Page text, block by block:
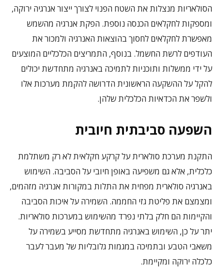
הסולאריות מנצלות את השטח הפנוי לצורך ייצור אנרגיה ירוקה,
ומספקות לחקלאים הכנסה נוספת. הפקת אנרגיה מהשמש
מאפשרת לחקלאים לחסוך בהוצאות האנרגיה ולמכור את
העודפים לרשת החשמל. בנוסף, התמריצים הכלכליים המוצעים
על ידי ממשלות ותוכניות לתמיכה באנרגיה מתחדשת יכולים
להקל על ההשקעה הראשונית הדרושה להקמת מערכות אלו
ולשפר את הכדאיות הכלכלית שלהן.
השפעה סביבתית חיובית
התקנת מערכת סולארית על קרקע חקלאית לא רק משתלמת
כלכלית, אלא גם משפיעה באופן חיובי על הסביבה. השימוש
באנרגיה סולארית מפחית את התלות במקורות אנרגיה מזהמים,
ומצמצם את פליטת גזי החממה. השמירה על איכות הסביבה
והקיימות הם חלק בלתי נפרד מהשימוש במערכות סולאריות.
יתר על כן, השימוש באנרגיה מתחדשת מסייע בשמירה על
משאבי הטבע ובתמיכה במגמות גלובליות של מעבר לעבר
כלכלה ירוקה ומקיימת.